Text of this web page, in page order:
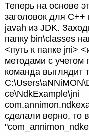
Теперь на основе
заголовок для C++
javah из JDK.
папку bin\classes
<путь к папке jni>
методами с учетом
команда выглядит
ce\NdkExample\jni
сделали верно, то